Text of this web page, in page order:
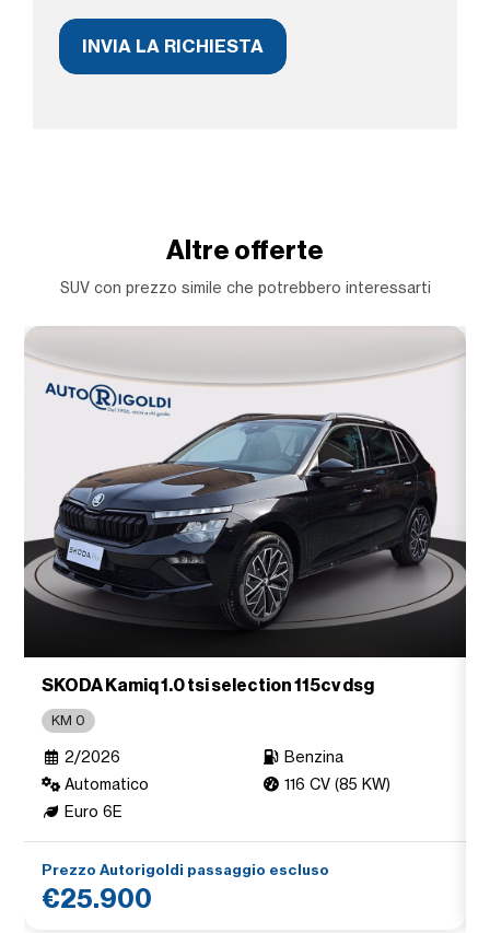
Altre offerte
SUV con prezzo simile che potrebbero interessarti
SKODA Kamiq 1.0 tsi selection 115cv dsg
KM 0
2/2026
Benzina
Automatico
116 CV (85 KW)
Euro 6E
Prezzo Autorigoldi passaggio escluso
€25.900